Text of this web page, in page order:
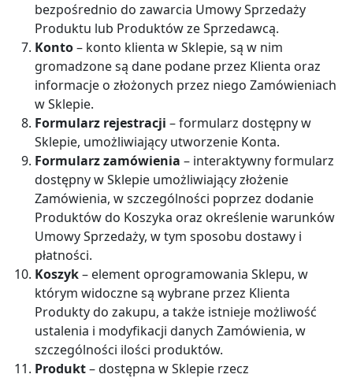
bezpośrednio do zawarcia Umowy Sprzedaży
Produktu lub Produktów ze Sprzedawcą.
Konto– konto klienta w Sklepie, są w nim
gromadzone są dane podane przez Klienta oraz
informacje o złożonych przez niego Zamówieniach
w Sklepie.
Formularz rejestracji – formularz dostępny w
Sklepie, umożliwiający utworzenie Konta.
Formularz zamówienia – interaktywny formularz
dostępny w Sklepie umożliwiający złożenie
Zamówienia, w szczególności poprzez dodanie
Produktów do Koszyka oraz określenie warunków
Umowy Sprzedaży, w tym sposobu dostawy i
płatności.
Koszyk– element oprogramowania Sklepu, w
którym widoczne są wybrane przez Klienta
Produkty do zakupu, a także istnieje możliwość
ustalenia i modyfikacji danych Zamówienia, w
szczególności ilości produktów.
Produkt– dostępna w Sklepie rzecz